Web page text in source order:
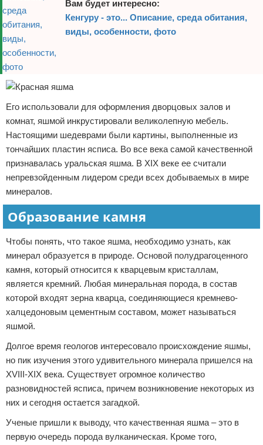
Вам будет интересно:
Кенгуру - это... Описание, среда обитания,
виды, особенности, фото
Его использовали для оформления дворцовых залов и
комнат, яшмой инкрустировали великолепную мебель.
Настоящими шедеврами были картины, выполненные из
тончайших пластин ясписа. Во все века самой качественной
признавалась уральская яшма. В XIX веке ее считали
непревзойденным лидером среди всех добываемых в мире
минералов.
Образование камня
Чтобы понять, что такое яшма, необходимо узнать, как
минерал образуется в природе. Основой полудрагоценного
камня, который относится к кварцевым кристаллам,
является кремний. Любая минеральная порода, в состав
которой входят зерна кварца, соединяющиеся кремнево-
халцедоновым цементным составом, может называться
яшмой.
Долгое время геологов интересовало происхождение яшмы,
но пик изучения этого удивительного минерала пришелся на
XVIII-XIX века. Существует огромное количество
разновидностей ясписа, причем возникновение некоторых из
них и сегодня остается загадкой.
Ученые пришли к выводу, что качественная яшма – это в
первую очередь порода вулканическая. Кроме того,